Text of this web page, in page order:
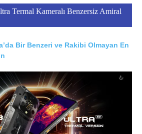
Termal Kameralı Benzersiz Amiral
Bir Benzeri ve Rakibi Olmayan En